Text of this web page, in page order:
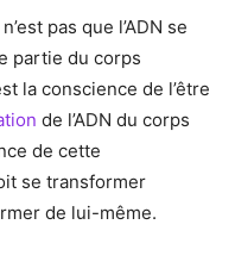
pas que l’ADN se
partie du corps
la conscience de l’être
de l’ADN du corps
de cette
se transformer
de lui-même.